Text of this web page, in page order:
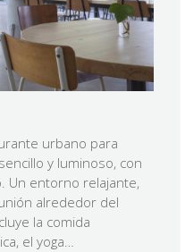
urbano para
y luminoso, con
Un entorno relajante,
alrededor del
la comida
el yoga…